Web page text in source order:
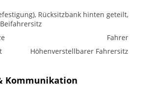
Rücksitzbank hinten geteilt,
Fahrer
Höhenverstellbarer Fahrersitz
Kommunikation